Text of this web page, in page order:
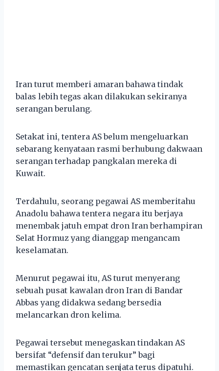
Iran turut memberi amaran bahawa tindak
balas lebih tegas akan dilakukan sekiranya
serangan berulang.
Setakat ini, tentera AS belum mengeluarkan
sebarang kenyataan rasmi berhubung dakwaan
serangan terhadap pangkalan mereka di
Kuwait.
Terdahulu, seorang pegawai AS memberitahu
Anadolu bahawa tentera negara itu berjaya
menembak jatuh empat dron Iran berhampiran
Selat Hormuz yang dianggap mengancam
keselamatan.
Menurut pegawai itu, AS turut menyerang
sebuah pusat kawalan dron Iran di Bandar
Abbas yang didakwa sedang bersedia
melancarkan dron kelima.
Pegawai tersebut menegaskan tindakan AS
bersifat “defensif dan terukur” bagi
memastikan gencatan senjata terus dipatuhi.